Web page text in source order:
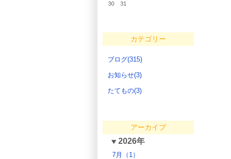
30
31
カテゴリー
ブログ(315)
お知らせ(3)
たてもの(3)
アーカイブ
2026年
7月（1）